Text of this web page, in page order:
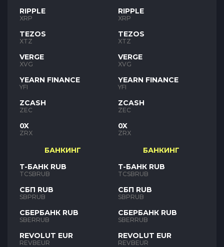
RIPPLE
XRP
TEZOS
XTZ
VERGE
XVG
YEARN FINANCE
YFI
ZCASH
ZEC
0X
ZRX
БАНКИНГ
Т-БАНК RUB
TCSBRUB
СБП RUB
SBPRUB
СБЕРБАНК RUB
SBERRUB
REVOLUT EUR
REVBEUR
RIPPLE
XRP
TEZOS
XTZ
VERGE
XVG
YEARN FINANCE
YFI
ZCASH
ZEC
0X
ZRX
БАНКИНГ
Т-БАНК RUB
TCSBRUB
СБП RUB
SBPRUB
СБЕРБАНК RUB
SBERRUB
REVOLUT EUR
REVBEUR